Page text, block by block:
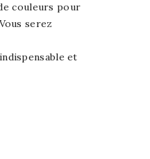
couleurs pour
serez
et